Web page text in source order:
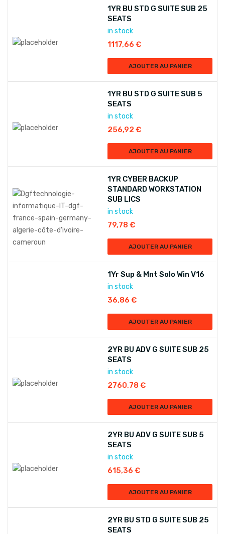
1YR BU STD G SUITE SUB 25
SEATS
in stock
1117,66€
AJOUTER AU PANIER
1YR BU STD G SUITE SUB 5
SEATS
in stock
256,92€
AJOUTER AU PANIER
1YR CYBER BACKUP
STANDARD WORKSTATION
SUB LICS
in stock
79,78€
AJOUTER AU PANIER
1Yr Sup & Mnt Solo Win V16
in stock
36,86€
AJOUTER AU PANIER
2YR BU ADV G SUITE SUB 25
SEATS
in stock
2760,78€
AJOUTER AU PANIER
2YR BU ADV G SUITE SUB 5
SEATS
in stock
615,36€
AJOUTER AU PANIER
2YR BU STD G SUITE SUB 25
SEATS